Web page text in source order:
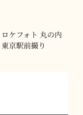
ロケフォト 丸の内
東京駅前撮り